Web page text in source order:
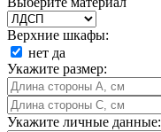
Верхние шкафы:
нет да
Укажите размер:
Укажите личные данные: